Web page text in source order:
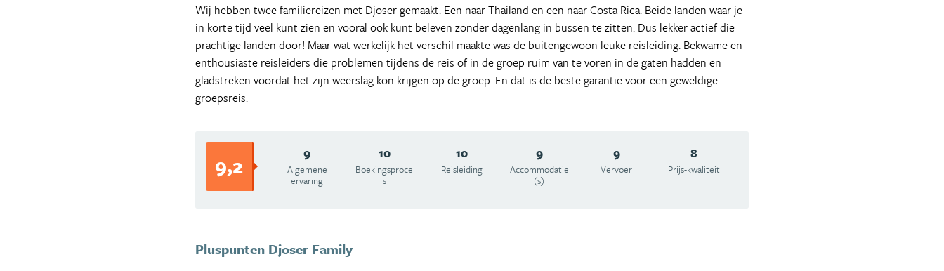
Wij hebben twee familiereizen met Djoser gemaakt. Een naar Thailand en een naar Costa Rica. Beide landen waar je
in korte tijd veel kunt zien en vooral ook kunt beleven zonder dagenlang in bussen te zitten. Dus lekker actief die
prachtige landen door! Maar wat werkelijk het verschil maakte was de buitengewoon leuke reisleiding. Bekwame en
enthousiaste reisleiders die problemen tijdens de reis of in de groep ruim van te voren in de gaten hadden en
gladstreken voordat het zijn weerslag kon krijgen op de groep. En dat is de beste garantie voor een geweldige
groepsreis.
9,2 9
Algemene
ervaring
10
Boekingsproce
s
10
Reisleiding
9
Accommodatie
(s)
9
Vervoer
8
Prijs-kwaliteit
Pluspunten Djoser Family